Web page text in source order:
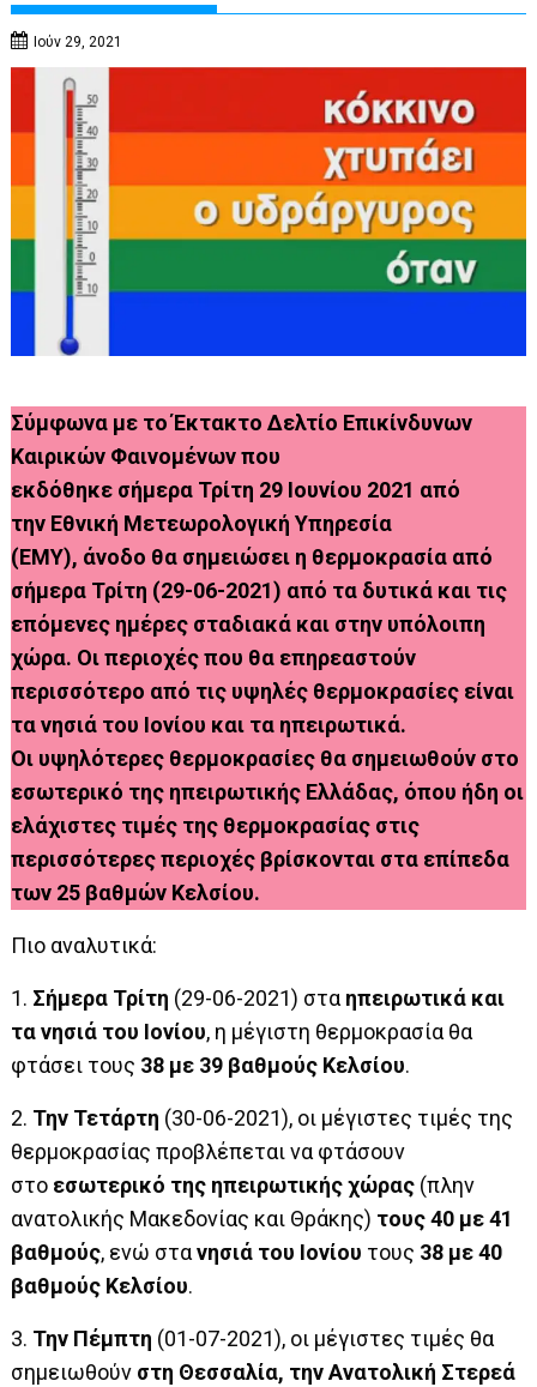
Ιούν 29, 2021
Σύμφωνα με το Έκτακτο Δελτίο Επικίνδυνων
Καιρικών Φαινομένων που
εκδόθηκε σήμερα Τρίτη 29 Ιουνίου 2021 από
την Εθνική Μετεωρολογική Υπηρεσία
(ΕΜΥ), άνοδο θα σημειώσει η θερμοκρασία από
σήμερα Τρίτη (29-06-2021) από τα δυτικά και τις
επόμενες ημέρες σταδιακά και στην υπόλοιπη
χώρα. Οι περιοχές που θα επηρεαστούν
περισσότερο από τις υψηλές θερμοκρασίες είναι
τα νησιά του Ιονίου και τα ηπειρωτικά.
Οι υψηλότερες θερμοκρασίες θα σημειωθούν στο
εσωτερικό της ηπειρωτικής Ελλάδας, όπου ήδη οι
ελάχιστες τιμές της θερμοκρασίας στις
περισσότερες περιοχές βρίσκονται στα επίπεδα
των 25 βαθμών Κελσίου.
Πιο αναλυτικά:
1. Σήμερα Τρίτη (29-06-2021) σταηπειρωτικά και
τα νησιά του Ιονίου, η μέγιστη θερμοκρασία θα
φτάσει τους 38 με 39 βαθμούς Κελσίου.
2. Την Τετάρτη (30-06-2021), οι μέγιστες τιμές της
θερμοκρασίας προβλέπεται να φτάσουν
στο εσωτερικό της ηπειρωτικής χώρας (πλην
ανατολικής Μακεδονίας και Θράκης) τους 40 με 41
βαθμούς, ενώ στανησιά του Ιονίου τους 38 με 40
βαθμούς Κελσίου.
3. Την Πέμπτη (01-07-2021), οι μέγιστες τιμές θα
σημειωθούν στη Θεσσαλία, την Ανατολική Στερεά